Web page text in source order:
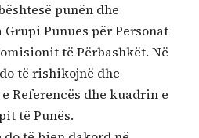
punën dhe
Punues për Personat
të Përbashkët. Në
të rishikojnë dhe
Referencës dhe kuadrin e
të Punës.